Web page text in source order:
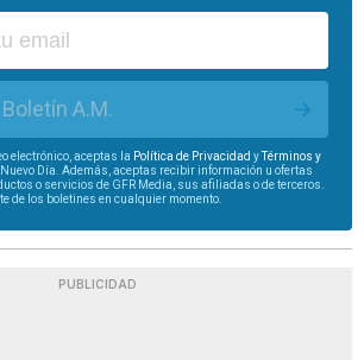
A.M.
electrónico, aceptas la Política de Privacidad yTérminos y
Nuevo Día. Además, aceptas recibir información u ofertas
o servicios de GFR Media, sus afiliadas o de terceros.
de los boletines en cualquier momento.
PUBLICIDAD